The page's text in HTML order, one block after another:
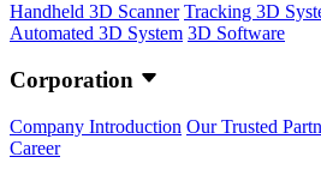
Handheld 3D Scanner Tracking 3D
Automated 3D System 3D Software
Corporation
Company Introduction Our Trusted
Career